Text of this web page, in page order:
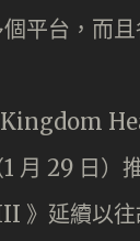
平台，而
月 29 日）
延續以往